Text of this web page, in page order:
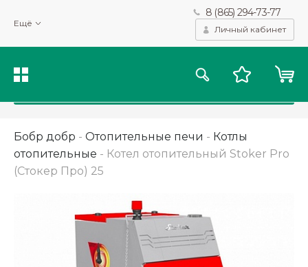
Ещё
8 (865) 294-73-77
Личный кабинет
Бобр добр - Отопительные печи - Котлы
отопительные - Котел отопительный Stoker Pro
(Стокер Про) 25
Мы используем файлы cookie и другие подобные технологии
для получения данных с целью сбора статистики, повышения
качества рекомендаций и предоставления вам возможности
персонализированного просмотра.Подробнее